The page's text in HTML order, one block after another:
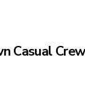
Casual